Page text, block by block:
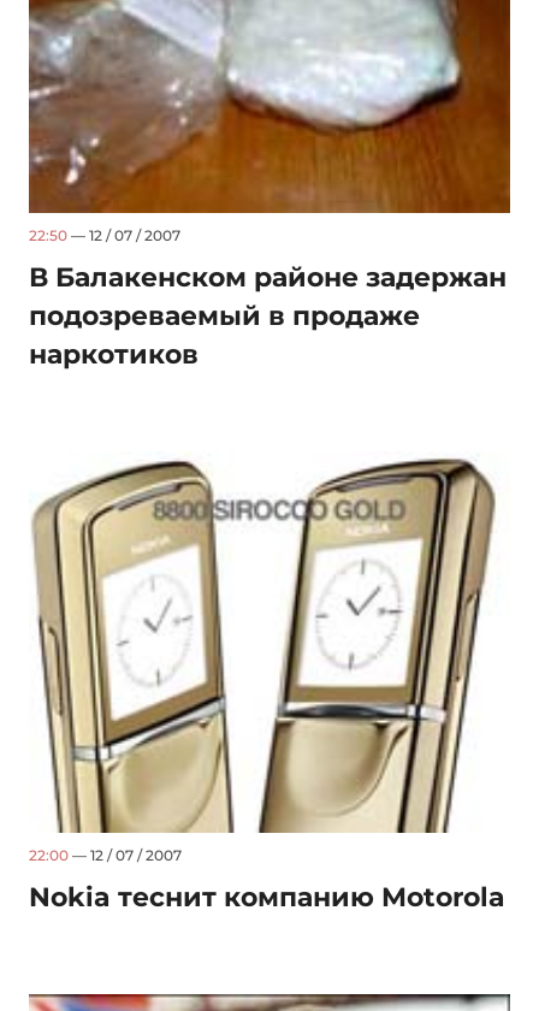
22:50 — 12 / 07 / 2007
В Балакенском районе задержан
подозреваемый в продаже
наркотиков
22:00 — 12 / 07 / 2007
Nokia теснит компанию Motorola